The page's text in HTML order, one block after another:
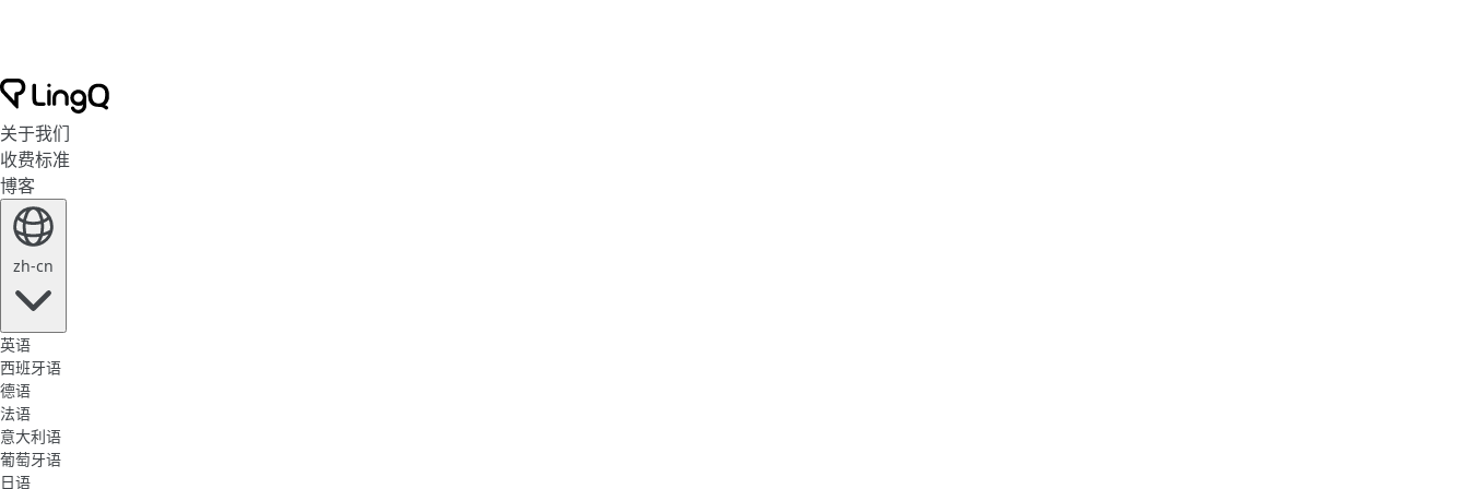
关于我们
收费标准
博客
zh-cn
英语
西班牙语
德语
法语
意大利语
葡萄牙语
日语